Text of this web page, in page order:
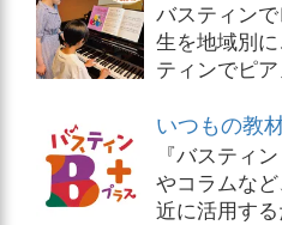
バスティン
生を地域別
ティンでピ
いつもの教
『バスティ
やコラムな
近に活用する